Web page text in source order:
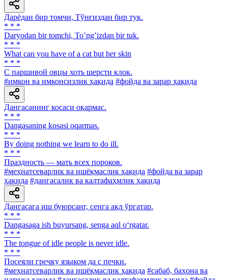
Дарёдан бир томчи, Тўнғиздан бир тук.
* * *
Daryodan bir tomchi, Toʼngʼizdan bir tuk.
* * *
What can you have of a cat but her skin
* * *
С паршивой овцы хоть шерсти клок.
#имкон ва имконсизлик ҳақида #фойда ва зарар ҳақида
Дангасанинг косаси оқармас.
* * *
Dangasaning kosasi oqarmas.
* * *
By doing nothing we learn to do ill.
* * *
Праздность — мать всех пороков.
#меҳнатсеварлик ва ишёқмаслик ҳақида #фойда ва зарар
ҳақида #дангасалик ва калтафаҳмлик ҳақида
Дангасага иш буюрсанг, сенга ақл ўргатар.
* * *
Dangasaga ish buyursang, senga aql o‘rgatar.
* * *
The tongue of idle people is never idle.
* * *
Посеяли гречку языком да с печки.
#меҳнатсеварлик ва ишёқмаслик ҳақида #сабаб, баҳона ва